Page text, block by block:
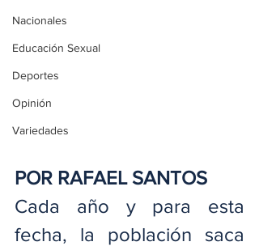
Nacionales
Educación Sexual
Deportes
Opinión
Variedades
POR RAFAEL SANTOS
Cada año y para esta
fecha, la población saca